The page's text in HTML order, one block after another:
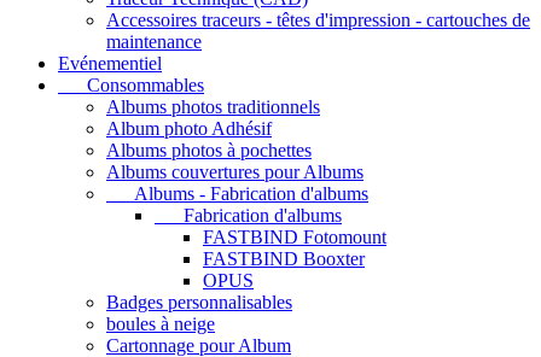
Accessoires traceurs - têtes d'impression - cartouches de
maintenance
Evénementiel
Consommables
Albums photos traditionnels
Album photo Adhésif
Albums photos à pochettes
Albums couvertures pour Albums
Albums - Fabrication d'albums
Fabrication d'albums
FASTBIND Fotomount
FASTBIND Booxter
OPUS
Badges personnalisables
boules à neige
Cartonnage pour Album